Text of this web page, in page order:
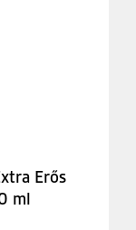
Erős
ml